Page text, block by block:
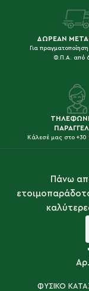
ΔΩΡΕΑΝ
Για
Φ.Π.Α. από
Κάλεσέ μας στο +30
Πάνω
ΦΥΣΙΚΟ